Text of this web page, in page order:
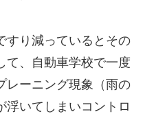
すり減っているとその
て、自動車学校で一度
レーニング現象
（雨の
浮いてしまいコントロ